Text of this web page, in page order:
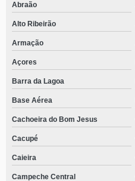
Abraão
Alto Ribeirão
Armação
Açores
Barra da Lagoa
Base Aérea
Cachoeira do Bom Jesus
Cacupé
Caieira
Campeche Central